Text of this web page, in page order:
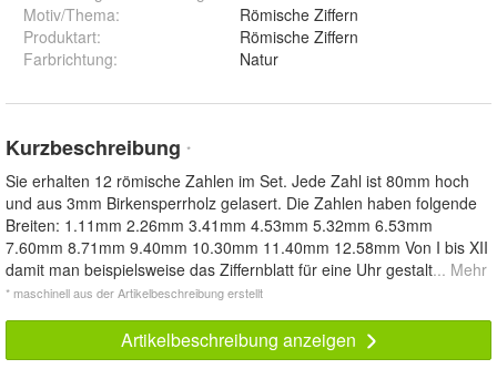
Motiv/Thema:
Römische Ziffern
Produktart:
Römische Ziffern
Farbrichtung: Natur
Kurzbeschreibung *
Sie erhalten 12 römische Zahlen im Set. Jede Zahl ist 80mm hoch
und aus 3mm Birkensperrholz gelasert. Die Zahlen haben folgende
Breiten: 1.11mm 2.26mm 3.41mm 4.53mm 5.32mm 6.53mm
7.60mm 8.71mm 9.40mm 10.30mm 11.40mm 12.58mm Von I bis XII
damit man beispielsweise das Ziffernblatt für eine Uhr gestalt... Mehr
* maschinell aus der Artikelbeschreibung erstellt
Artikelbeschreibung anzeigen